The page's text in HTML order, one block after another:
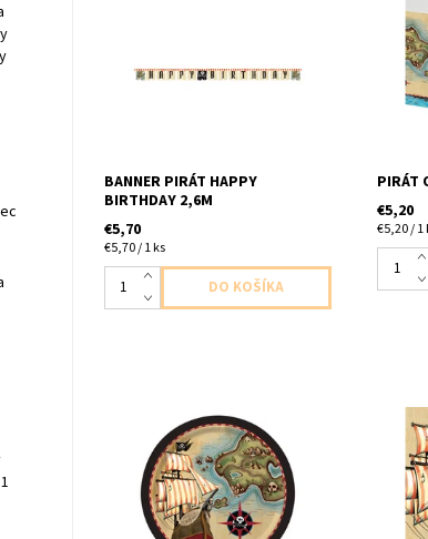
BANNER PIRÁT HAPPY
BIRTHDAY 2,6M
€5,70
€5,70 / 1 ks
PIRÁT
€5,20
€5,20 / 1
papierovy tanier pirat 8ks v balení
velkost 22,2cm